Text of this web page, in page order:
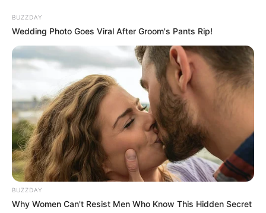
BUZZDAY
Wedding Photo Goes Viral After Groom's Pants Rip!
BUZZDAY
Why Women Can't Resist Men Who Know This Hidden Secret